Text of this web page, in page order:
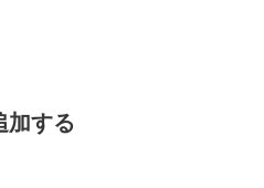
加する